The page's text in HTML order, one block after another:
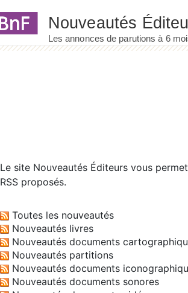
Le site Nouveautés Éditeurs vous
RSS proposés.
Toutes les nouveautés
Nouveautés livres
Nouveautés documents
Nouveautés partitions
Nouveautés documents
Nouveautés documents sonores